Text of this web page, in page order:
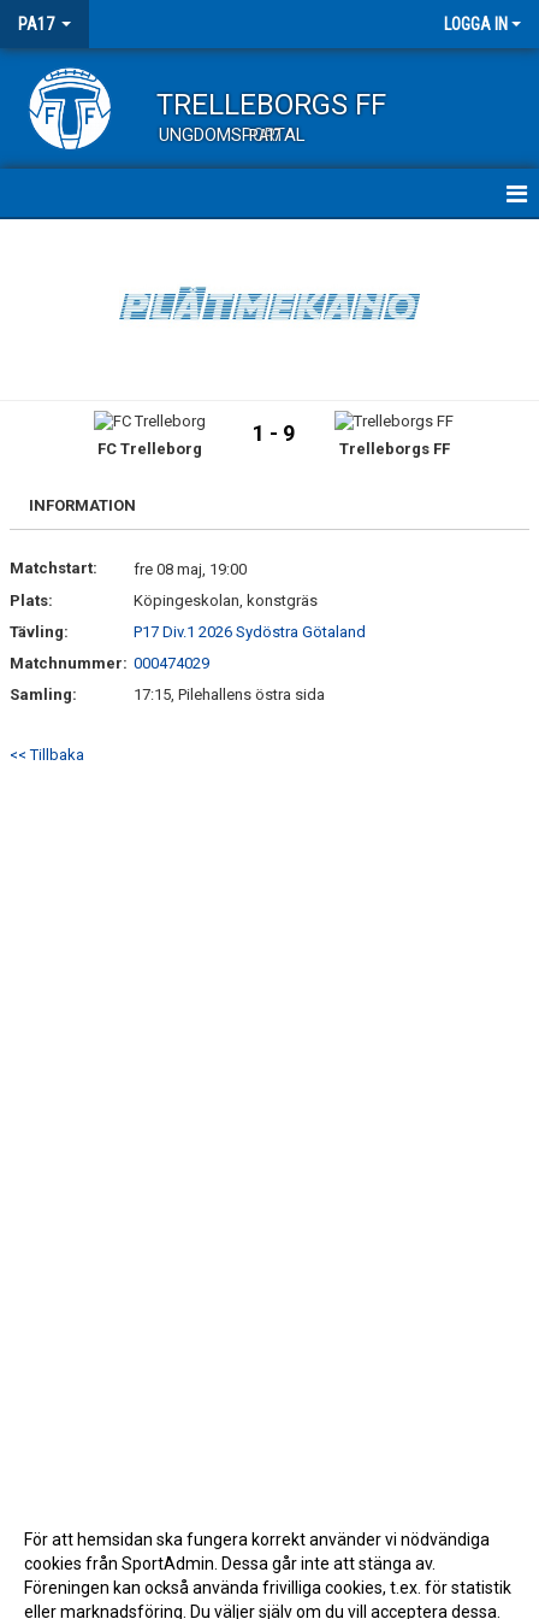
PA17 LOGGA IN
TRELLEBORGS FF
UNGDOMSPORTAL
PA17
FC Trelleborg
1 - 9
Trelleborgs FF
INFORMATION
Matchstart:
fre 08 maj, 19:00
Plats:
Köpingeskolan, konstgräs
Tävling:
P17 Div.1 2026 Sydöstra Götaland
Matchnummer: 000474029
Samling:
17:15, Pilehallens östra sida
<< Tillbaka
För att hemsidan ska fungera korrekt använder vi nödvändiga
cookies från SportAdmin. Dessa går inte att stänga av.
Föreningen kan också använda frivilliga cookies, t.ex. för statistik
eller marknadsföring. Du väljer själv om du vill acceptera dessa.